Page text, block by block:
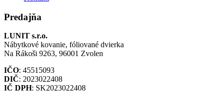
Predajňa
LUNIT s.r.o.
Nábytkové kovanie, fóliované dvierka
Na Rákoši 9263, 96001 Zvolen
IČO: 45515093
DIČ: 2023022408
IČ DPH: SK2023022408